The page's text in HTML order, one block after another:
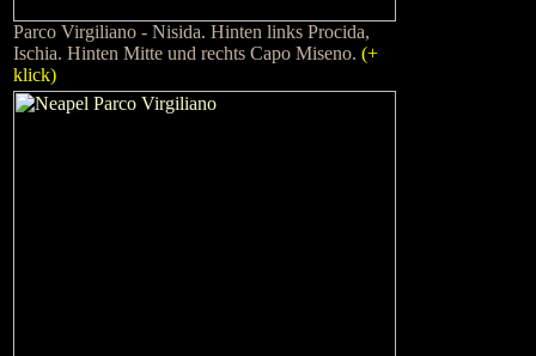
Parco Virgiliano - Nisida. Hinten links Procida,
Ischia. Hinten Mitte und rechts Capo Miseno. (+
klick)